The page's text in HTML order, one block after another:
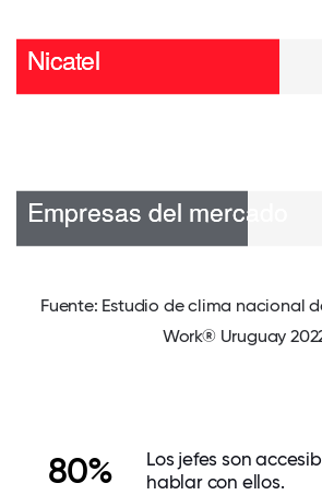
Fuente: Estudio de clima nacional
Work® Uruguay
80%
Los jefes son
hablar con ellos.